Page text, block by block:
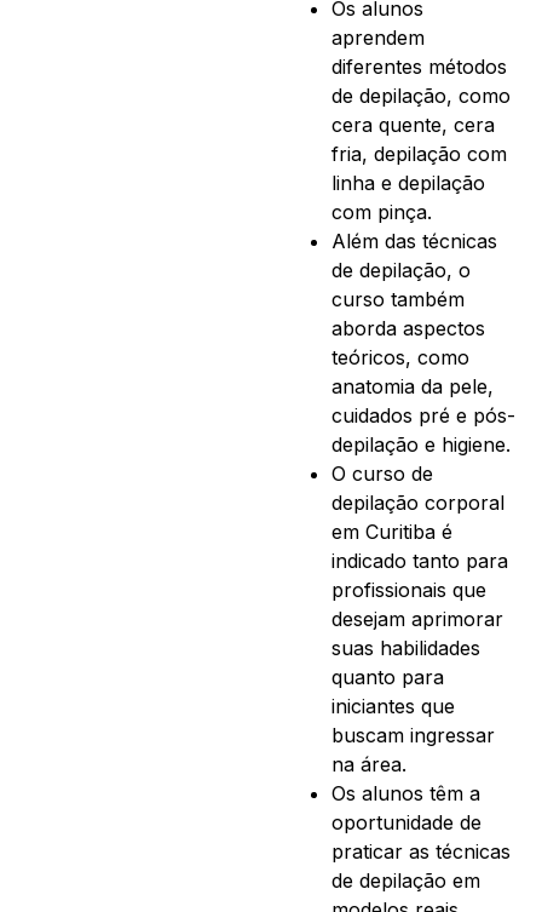
Os alunos
aprendem
diferentes métodos
de depilação, como
cera quente, cera
fria, depilação com
linha e depilação
com pinça.
Além das técnicas
de depilação, o
curso também
aborda aspectos
teóricos, como
anatomia da pele,
cuidados pré e pós-
depilação e higiene.
O curso de
depilação corporal
em Curitiba é
indicado tanto para
profissionais que
desejam aprimorar
suas habilidades
quanto para
iniciantes que
buscam ingressar
na área.
Os alunos têm a
oportunidade de
praticar as técnicas
de depilação em